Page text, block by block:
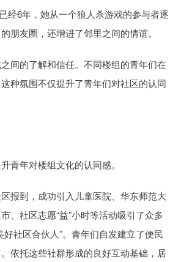
经6年，她从一个狼人杀游戏的参与者逐
朋友圈，还增进了邻里之间的情谊。
间的了解和信任。不同楼组的青年们在
种氛围不仅提升了青年们对社区的认同
青年对楼组文化的认同感。
报到，成功引入儿童医院、华东师范大
、社区志愿“益”小时等活动吸引了众多
社区合伙人”。青年们自发建立了便民
依托这些社群形成的良好互动基础，居